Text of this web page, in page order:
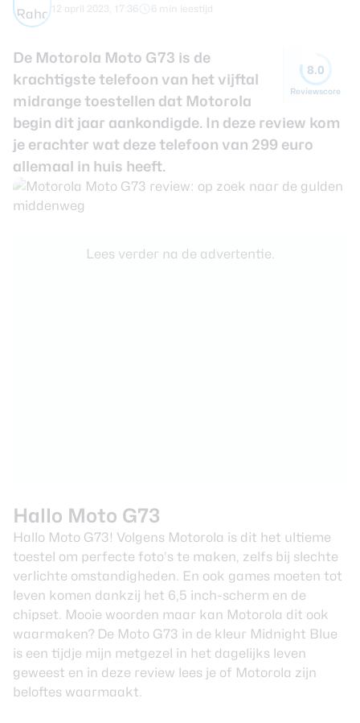
12 april 2023, 17:36 6 min leestijd
8.0
Reviewscore
De Motorola Moto G73 is de
krachtigste telefoon van het vijftal
midrange toestellen dat Motorola
begin dit jaar aankondigde. In deze review kom
je erachter wat deze telefoon van 299 euro
allemaal in huis heeft.
Lees verder na de advertentie.
Hallo Moto G73
Hallo Moto G73! Volgens Motorola is dit het ultieme
toestel om perfecte foto’s te maken, zelfs bij slechte
verlichte omstandigheden. En ook games moeten tot
leven komen dankzij het 6,5 inch-scherm en de
chipset. Mooie woorden maar kan Motorola dit ook
waarmaken? De Moto G73 in de kleur Midnight Blue
is een tijdje mijn metgezel in het dagelijks leven
geweest en in deze review lees je of Motorola zijn
beloftes waarmaakt.
Login